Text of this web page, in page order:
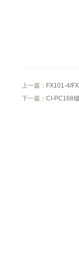
上一篇： FX101-4/
下一篇： CI-PC168